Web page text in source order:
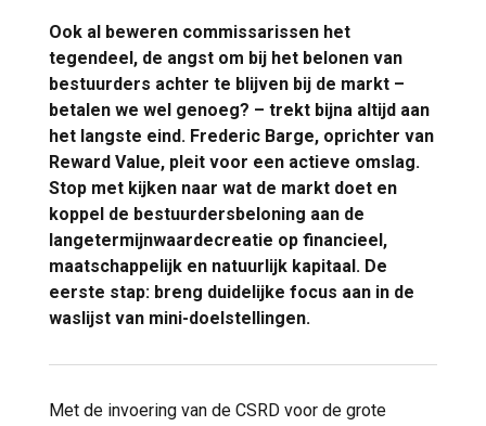
Ook al beweren commissarissen het
tegendeel, de angst om bij het belonen van
bestuurders achter te blijven bij de markt –
betalen we wel genoeg? – trekt bijna altijd aan
het langste eind. Frederic Barge, oprichter van
Reward Value, pleit voor een actieve omslag.
Stop met kijken naar wat de markt doet en
koppel de bestuurdersbeloning aan de
langetermijnwaardecreatie op financieel,
maatschappelijk en natuurlijk kapitaal. De
eerste stap: breng duidelijke focus aan in de
waslijst van mini-doelstellingen.
Met de invoering van de CSRD voor de grote